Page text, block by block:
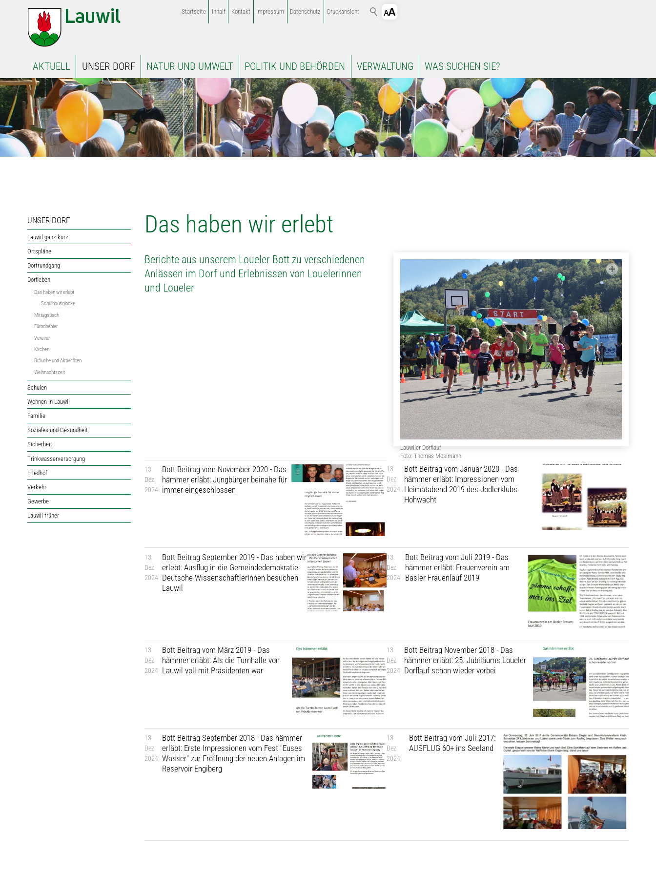
Startseite Inhalt Kontakt Impressum Datenschutz Druckansicht
AKTUELL UNSER DORF NATUR UND UMWELT POLITIK UND BEHÖRDEN VERWALTUNG WAS SUCHEN SIE?
UNSER DORF
Lauwil ganz kurz
Ortspläne
Dorfrundgang
Dorfleben
Das haben wir erlebt
Schulhausglocke
Mittagstisch
Füroobebier
Vereine
Kirchen
Bräuche und Aktivitäten
Weihnachtszeit
Schulen
Wohnen in Lauwil
Familie
Soziales und Gesundheit
Sicherheit
Trinkwasserversorgung
Friedhof
Verkehr
Gewerbe
Lauwil früher
Das haben wir erlebt
Berichte aus unserem Loueler Bott zu verschiedenen
Anlässen im Dorf und Erlebnissen von Louelerinnen
und Loueler
Lauwiler Dorflauf
Foto: Thomas Mosimann
13.
Dez
2024
Bott Beitrag vom November 2020 - Das
hämmer erläbt: Jungbürger beinahe für
immer eingeschlossen
13.
Dez
2024
Bott Beitrag vom Januar 2020 - Das
hämmer erläbt: Impressionen vom
Heimatabend 2019 des Jodlerklubs
Hohwacht
13.
Dez
2024
Bott Beitrag September 2019 - Das haben wir
erlebt: Ausflug in die Gemeindedemokratie:
Deutsche WissenschaftlerInnen besuchen
Lauwil
13.
Dez
2024
Bott Beitrag vom Juli 2019 - Das
hämmer erläbt: Frauenverein am
Basler Frauenlauf 2019
13.
Dez
2024
Bott Beitrag vom März 2019 - Das
hämmer erläbt: Als die Turnhalle von
Lauwil voll mit Präsidenten war
13.
Dez
2024
Bott Beitrag November 2018 - Das
hämmer erläbt: 25. Jubiläums Loueler
Dorflauf schon wieder vorbei
13.
Dez
2024
Bott Beitrag September 2018 - Das hämmer
erläbt: Erste Impressionen vom Fest "Euses
Wasser" zur Eröffnung der neuen Anlagen im
Reservoir Engiberg
13.
Dez
2024
Bott Beitrag vom Juli 2017:
AUSFLUG 60+ ins Seeland